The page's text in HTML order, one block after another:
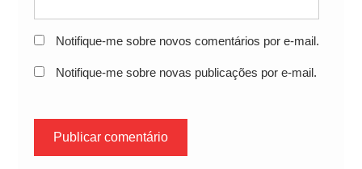
Notifique-me sobre novos comentários por e-mail.
Notifique-me sobre novas publicações por e-mail.